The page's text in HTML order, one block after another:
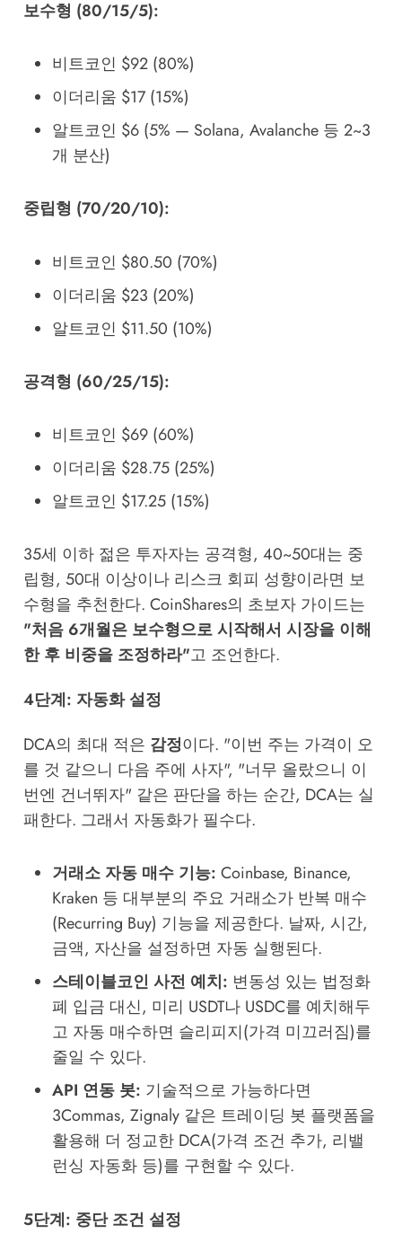
보수형 (80/15/5):
비트코인 $92 (80%)
이더리움 $17 (15%)
알트코인 $6 (5% — Solana, Avalanche 등 2~3
개 분산)
중립형 (70/20/10):
비트코인 $80.50 (70%)
이더리움 $23 (20%)
알트코인 $11.50 (10%)
공격형 (60/25/15):
비트코인 $69 (60%)
이더리움 $28.75 (25%)
알트코인 $17.25 (15%)
35세 이하 젊은 투자자는 공격형, 40~50대는 중
립형, 50대 이상이나 리스크 회피 성향이라면 보
수형을 추천한다. CoinShares의 초보자 가이드는
"처음 6개월은 보수형으로 시작해서 시장을 이해
한 후 비중을 조정하라"고 조언한다.
4단계: 자동화 설정
DCA의 최대 적은 감정이다. "이번 주는 가격이 오
를 것 같으니 다음 주에 사자", "너무 올랐으니 이
번엔 건너뛰자" 같은 판단을 하는 순간, DCA는 실
패한다. 그래서 자동화가 필수다.
거래소 자동 매수 기능: Coinbase, Binance,
Kraken 등 대부분의 주요 거래소가 반복 매수
(Recurring Buy) 기능을 제공한다. 날짜, 시간,
금액, 자산을 설정하면 자동 실행된다.
스테이블코인 사전 예치: 변동성 있는 법정화
폐 입금 대신, 미리 USDT나 USDC를 예치해두
고 자동 매수하면 슬리피지(가격 미끄러짐)를
줄일 수 있다.
API 연동 봇: 기술적으로 가능하다면
3Commas, Zignaly 같은 트레이딩 봇 플랫폼을
활용해 더 정교한 DCA(가격 조건 추가, 리밸
런싱 자동화 등)를 구현할 수 있다.
5단계: 중단 조건 설정